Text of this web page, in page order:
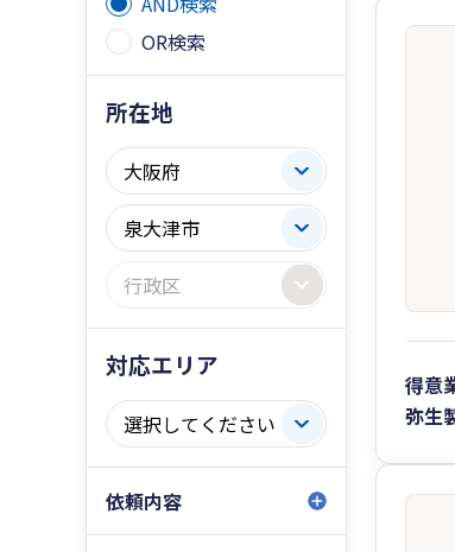
OR検索
所在地
対応エリア
依頼内容
得意
弥生